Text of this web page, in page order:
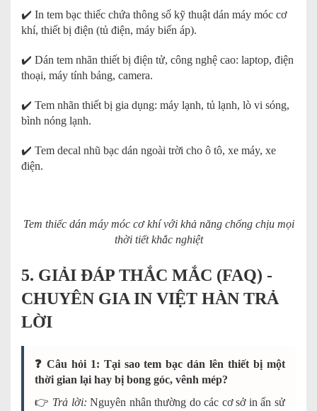
✔️ In tem bạc thiếc chứa thông số kỹ thuật dán máy móc cơ
khí, thiết bị điện (tủ điện, máy biến áp).
✔️ Dán tem nhãn thiết bị điện tử, công nghệ cao: laptop, điện
thoại, máy tính bảng, camera.
✔️ Tem nhãn thiết bị gia dụng: máy lạnh, tủ lạnh, lò vi sóng,
bình nóng lạnh.
✔️ Tem decal nhũ bạc dán ngoài trời cho ô tô, xe máy, xe
điện.
Tem thiếc dán máy móc cơ khí với khả năng chống chịu mọi
thời tiết khắc nghiệt
5. GIẢI ĐÁP THẮC MẮC (FAQ) -
CHUYÊN GIA IN VIỆT HÀN TRẢ
LỜI
❓ Câu hỏi 1: Tại sao tem bạc dán lên thiết bị một
thời gian lại hay bị bong góc, vênh mép?
👉 Trả lời: Nguyên nhân thường do các cơ sở in ấn sử